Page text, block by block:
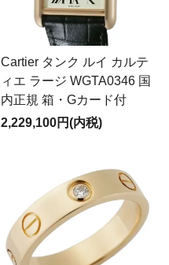
Cartier タンク ルイ カルテ
ィエ ラージ WGTA0346 国
内正規 箱・Gカード付
2,229,100円(内税)